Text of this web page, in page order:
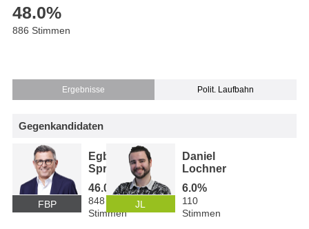
48.0%
886 Stimmen
Ergebnisse Polit. Laufbahn
Gegenkandidaten
FBP
Egbert
Sprenger
46.0%
848
Stimmen
JL
Daniel
Lochner
6.0%
110
Stimmen